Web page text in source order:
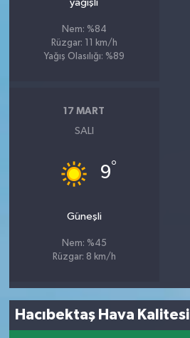
yağışlı
Nem: %84
Rüzgar: 11 km/h
Yağış Olasılığı: %89
17 MART
SALI
9°
Güneşli
Nem: %45
Rüzgar: 8 km/h
Hacıbektaş Hava Kalitesi